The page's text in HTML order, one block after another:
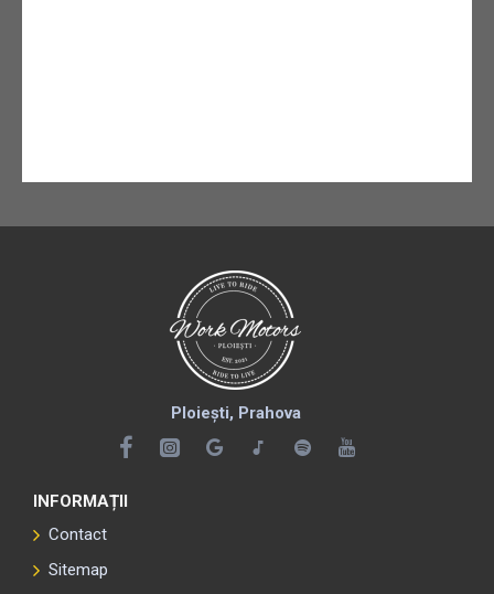
Ploiești, Prahova
INFORMAȚII
Contact
Sitemap